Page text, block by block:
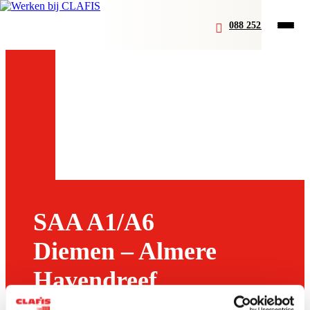
088 252 07 00
SAA A1/A6
Diemen – Almere
Havendreef